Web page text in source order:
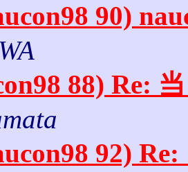
90)
88) Re:
92)